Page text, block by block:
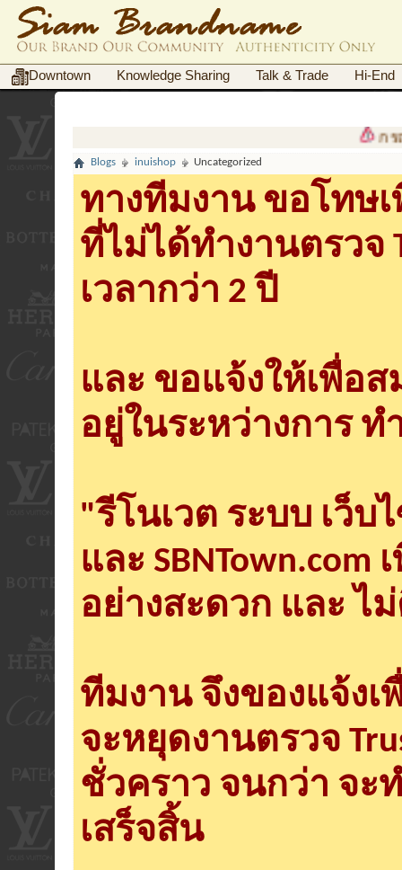
Downtown Knowledge Sharing Talk & Trade Hi-End
กรณีฉ้
Blogs inuishop Uncategorized
ทางทีมงาน ขอโทษ
ที่ไม่ได้ทำงานตรวจ
เวลากว่า 2 ปี
และ ขอแจ้งให้เพื่อ
อยู่ในระหว่างการ ท
"รีโนเวต ระบบ เว็บ
และ
อย่างสะดวก และ ไ
ทีมงาน จึงของแจ้ง
จะหยุดงานตรวจ
ชั่วคราว จนกว่า จะ
เสร็จสิ้น